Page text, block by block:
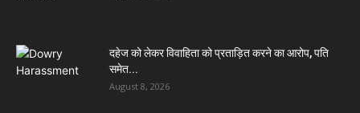
दहेज को लेकर विवाहिता को प्रताड़ित करने का आरोप, पति
समेत...
August 8, 2026